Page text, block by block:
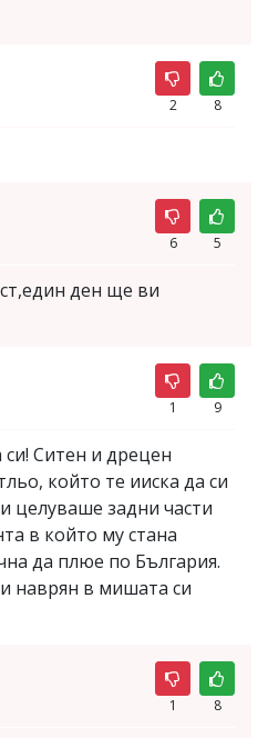
2 8
6 5
ден ще ви
1 9
Ситен и дрецен
който те ииска да си
целуваше задни части
в който му стана
да плюе по България.
наврян в мишата си
1 8